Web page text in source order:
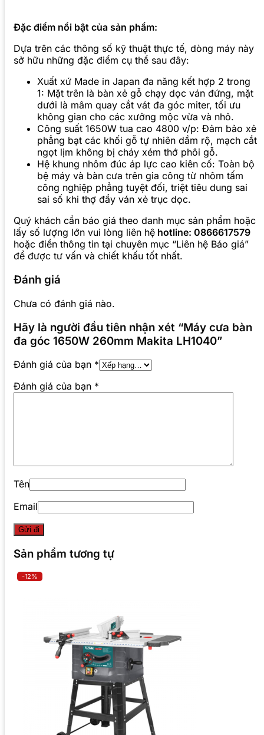
Đặc điểm nổi bật của sản phẩm:
Dựa trên các thông số kỹ thuật thực tế, dòng máy này
sở hữu những đặc điểm cụ thể sau đây:
Xuất xứ Made in Japan đa năng kết hợp 2 trong
1: Mặt trên là bàn xẻ gỗ chạy dọc ván đứng, mặt
dưới là mâm quay cắt vát đa góc miter, tối ưu
không gian cho các xưởng mộc vừa và nhỏ.
Công suất 1650W tua cao 4800 v/p: Đảm bảo xẻ
phẳng bạt các khối gỗ tự nhiên dầm rộ, mạch cắt
ngọt lịm không bị cháy xém thớ phôi gỗ.
Hệ khung nhôm đúc áp lực cao kiên cố: Toàn bộ
bệ máy và bàn cưa trên gia công từ nhôm tấm
công nghiệp phẳng tuyệt đối, triệt tiêu dung sai
sai số khi thợ đẩy ván xẻ trục dọc.
Quý khách cần báo giá theo danh mục sản phẩm hoặc
lấy số lượng lớn vui lòng liên hệ hotline: 0866617579
hoặc điền thông tin tại chuyên mục “Liên hệ Báo giá”
để được tư vấn và chiết khấu tốt nhất.
Đánh giá
Chưa có đánh giá nào.
Hãy là người đầu tiên nhận xét “Máy cưa bàn
đa góc 1650W 260mm Makita LH1040”
Đánh giá của bạn *
Đánh giá của bạn *
Tên
Email
Sản phẩm tương tự
-12%